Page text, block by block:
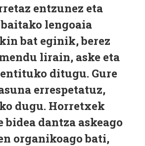
entzunez eta
lengoaia
bat eginik, berez
lirain, aske eta
ditugu. Gure
errespetatuz,
dugu. Horretxek
bidea dantza askeago
organikoago bati,